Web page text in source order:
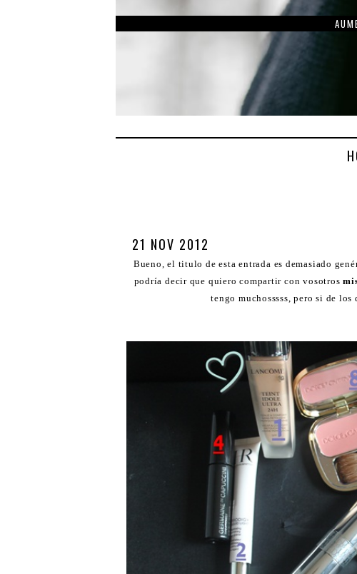
THE
21 NOV 2012
Bueno, el titulo de esta entrada es demasiado
podría decir que quiero compartir con vosotros
tengo muchosssss, pero si de